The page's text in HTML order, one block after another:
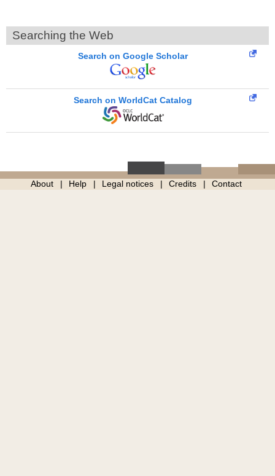
Searching the Web
Search on Google Scholar
Search on WorldCat Catalog
About Help Legal notices Credits Contact